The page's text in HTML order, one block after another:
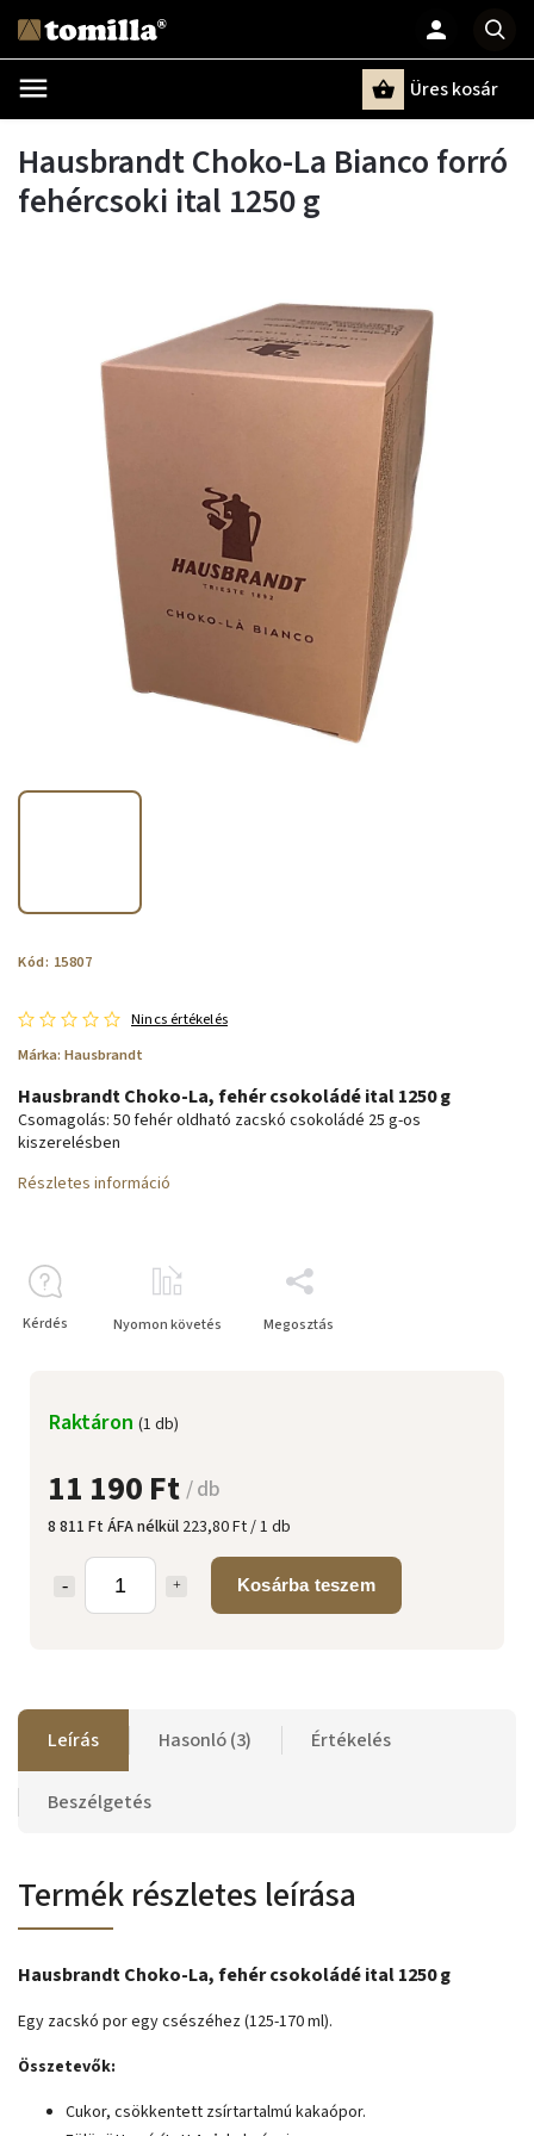
Üres kosár
Hausbrandt Choko-La Bianco forró
fehércsoki ital 1250 g
Kód: 15807
Nincs értékelés
Márka: Hausbrandt
11 190 Ft / db
8 811 Ft ÁFA nélkül 223,80 Ft / 1 db
Kosárba teszem
Raktáron (1 db)
Hausbrandt Choko-La, fehér csokoládé ital 1250 g
Csomagolás: 50 fehér oldható zacskó csokoládé 25 g-os
kiszerelésben
Részletes információ
Kérdés Nyomon követés Megosztás
Leírás Hasonló (3) Értékelés
Beszélgetés
Termék részletes leírása
Hausbrandt Choko-La, fehér csokoládé ital 1250 g
Egy zacskó por egy csészéhez (125-170 ml).
Összetevők:
Cukor, csökkentett zsírtartalmú kakaópor.